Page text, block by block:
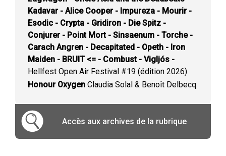
Kadavar - Alice Cooper - Impureza - Mourir -
Esodic - Crypta - Gridiron - Die Spitz -
Conjurer - Point Mort - Sinsaenum - Torche -
Carach Angren - Decapitated - Opeth - Iron
Maiden - BRUIT <= - Combust - Vigljós -
Hellfest Open Air Festival #19 (édition 2026)
Honour Oxygen Claudia Solal & Benoît Delbecq
Accès aux archives de la rubrique